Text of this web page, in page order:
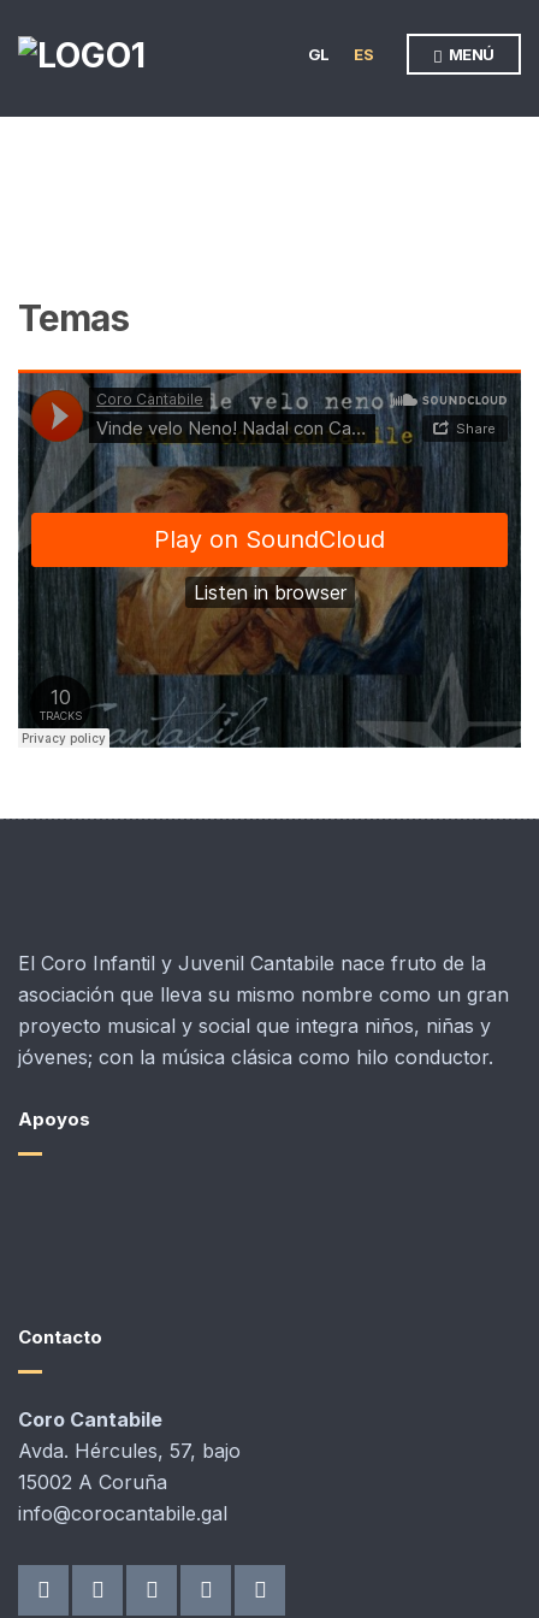
GL ES MENÚ
Temas
El Coro Infantil y Juvenil Cantabile nace fruto de la
asociación que lleva su mismo nombre como un gran
proyecto musical y social que integra niños, niñas y
jóvenes; con la música clásica como hilo conductor.
Apoyos
Contacto
Coro Cantabile
Avda. Hércules, 57, bajo
15002 A Coruña
info@corocantabile.gal